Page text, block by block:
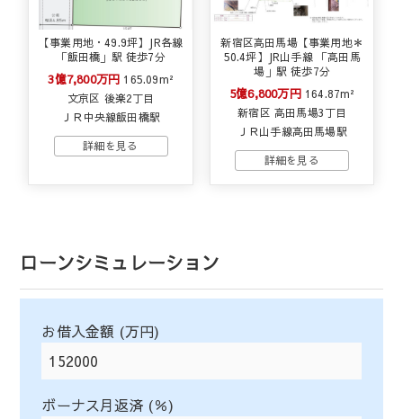
【事業用地・49.9坪】JR各線
「飯田橋」駅 徒歩7分
3億7,800万円 165.09m²
文京区 後楽2丁目
ＪＲ中央線飯田橋駅
新宿区高田馬場【事業用地＊
50.4坪】JR山手線 「高田馬
場」駅 徒歩7分
5億6,800万円 164.87m²
新宿区 高田馬場3丁目
ＪＲ山手線高田馬場駅
ローンシミュレーション
お借入金額 (万円)
ボーナス月返済 (％)